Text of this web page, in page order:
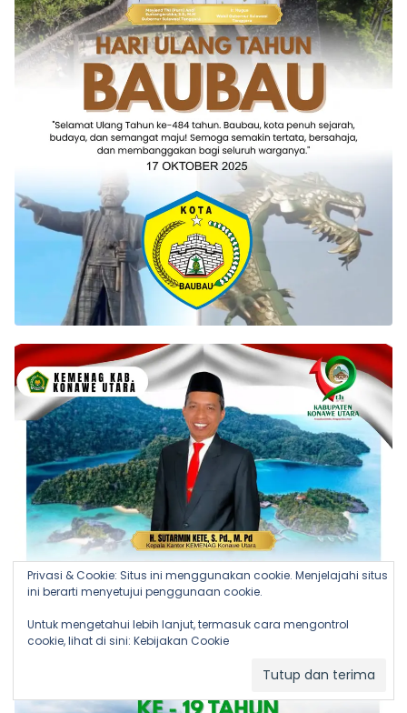
Privasi & Cookie: Situs ini menggunakan cookie. Menjelajahi situs
ini berarti menyetujui penggunaan cookie.
Untuk mengetahui lebih lanjut, termasuk cara mengontrol
cookie, lihat di sini: Kebijakan Cookie